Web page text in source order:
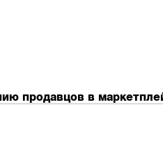
продавцов в